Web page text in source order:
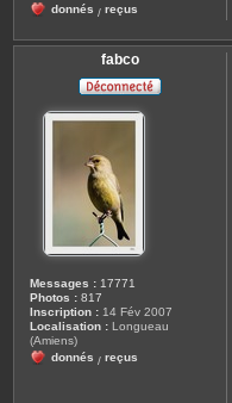
donnés / reçus
fabco
Messages : 17771
Photos : 817
Inscription : 14 Fév 2007
Localisation : Longueau
(Amiens)
donnés / reçus